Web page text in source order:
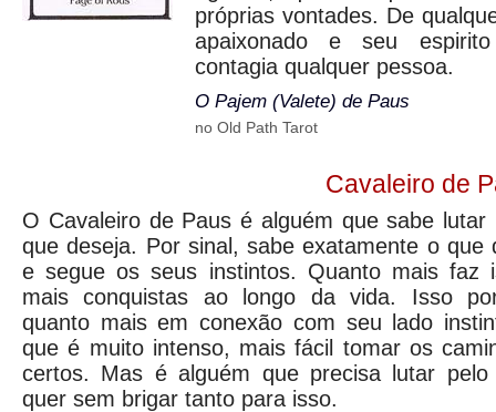
próprias vontades. De
apaixonado e seu
contagia qualquer pessoa.
O Pajem (Valete) de Paus
no Old Path Tarot
Cavaleiro de
O Cavaleiro de Paus é alguém que sabe lutar
que deseja. Por sinal, sabe exatamente o que
e segue os seus instintos. Quanto mais faz
mais conquistas ao longo da vida. Isso
quanto mais em conexão com seu lado
que é muito intenso, mais fácil tomar os
certos. Mas é alguém que precisa lutar pelo
quer sem brigar tanto para isso.